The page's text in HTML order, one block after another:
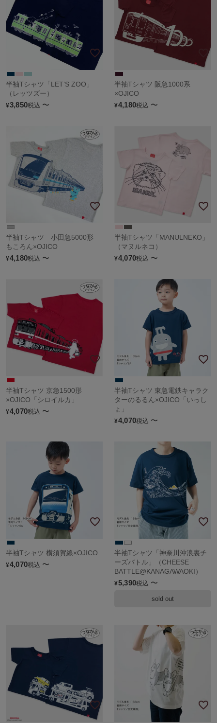
半袖Tシャツ「LET’S ZOO」
（レッツズー）
¥3,850税込 〜
半袖Tシャツ 阪急1000系
×OJICO
¥4,180税込 〜
半袖Tシャツ 小田急5000形
もころん×OJICO
¥4,180税込 〜
半袖Tシャツ「MANULNEKO」
（マヌルネコ）
¥4,070税込 〜
半袖Tシャツ 京急1500形
×OJICO「シロイルカ」
¥4,070税込 〜
半袖Tシャツ 東急電鉄キャラク
ターのるるん×OJICO「いっし
ょ」
¥4,070税込 〜
半袖Tシャツ 横須賀線×OJICO
¥4,070税込 〜
半袖Tシャツ「神奈川沖浪裏チ
ーズバトル」（CHEESE
BATTLE@KANAGAWAOKI）
¥5,390税込 〜
sold out